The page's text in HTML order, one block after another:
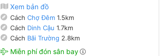
Xem bản đồ
CáchChợ Đêm 1.5km
Cách Dinh Cậu 1.7km
Cách Bãi Trường 2.8km
Miễn phí đón sân bay